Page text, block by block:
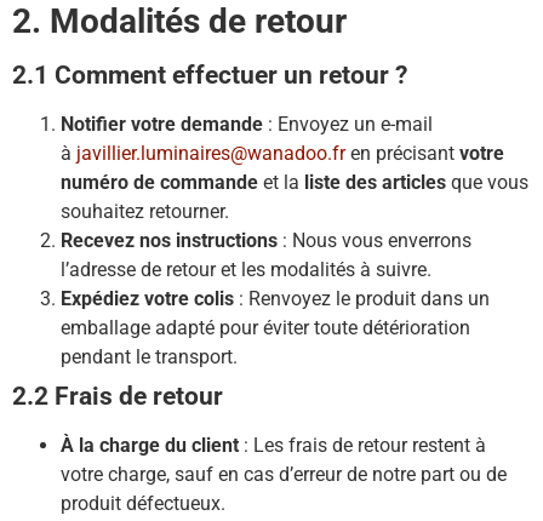
2. Modalités de retour
2.1 Comment effectuer un retour ?
Notifier votre demande : Envoyez un e-mail
à javillier.luminaires@wanadoo.fren précisant votre
numéro de commande et la liste des articles que vous
souhaitez retourner.
Recevez nos instructions : Nous vous enverrons
l’adresse de retour et les modalités à suivre.
Expédiez votre colis : Renvoyez le produit dans un
emballage adapté pour éviter toute détérioration
pendant le transport.
2.2 Frais de retour
À la charge du client : Les frais de retour restent à
votre charge, sauf en cas d’erreur de notre part ou de
produit défectueux.